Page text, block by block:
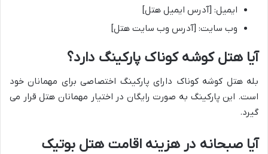
ایمیل: [آدرس ایمیل هتل]
وب سایت: [آدرس وب سایت هتل]
آیا هتل کوشه کوناک پارکینگ دارد؟
بله هتل کوشه کوناک دارای پارکینگ اختصاصی برای مهمانان خود
است. این پارکینگ به صورت رایگان در اختیار مهمانان هتل قرار می
گیرد.
آیا صبحانه در هزینه اقامت هتل بوتیک